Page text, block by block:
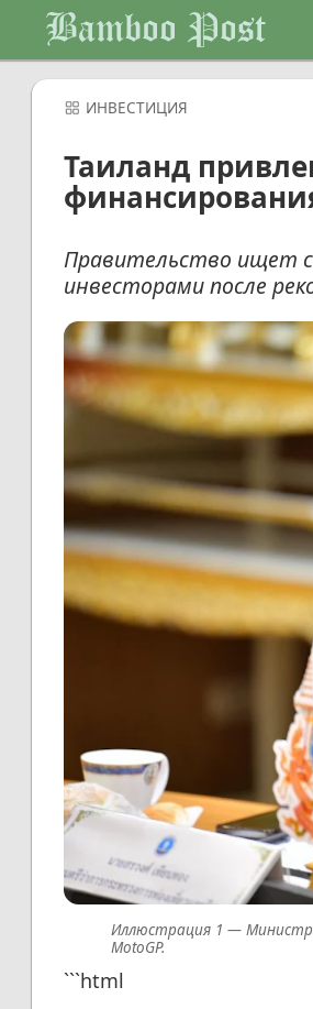
Bamboo Post
ИНВЕСТИЦИЯ
Таиланд
Правительство ищет
инвесторами после
Министр
MotoGP.
```html